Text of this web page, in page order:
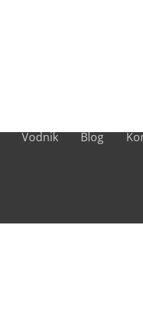
Vodnik Blog